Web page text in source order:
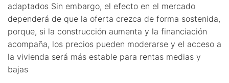
adaptados Sin embargo, el efecto en el mercado
dependerá de que la oferta crezca de forma sostenida,
porque, si la construcción aumenta y la financiación
acompaña, los precios pueden moderarse y el acceso a
la vivienda será más estable para rentas medias y
bajas